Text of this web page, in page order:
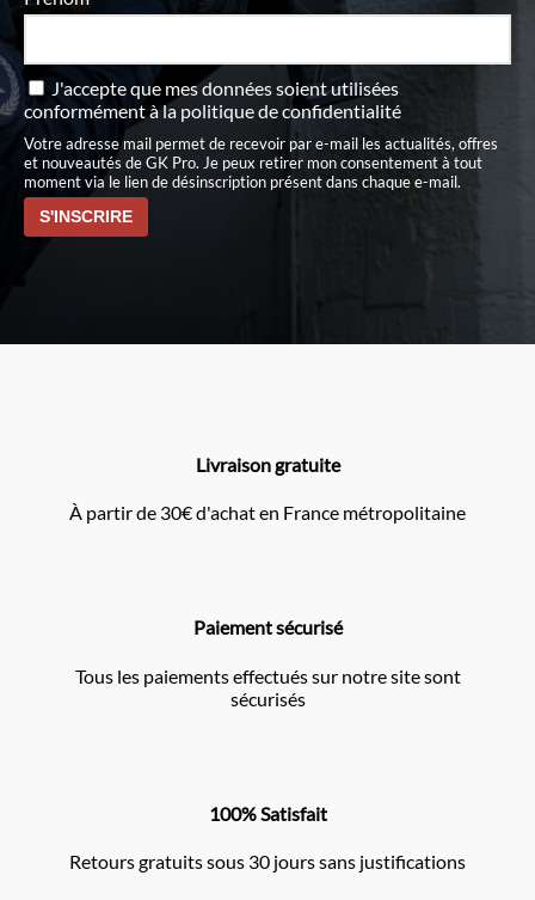
J'accepte que mes données soient utilisées
conformément àla politique de confidentialité
Votre adresse mail permet de recevoir par e-mail les actualités, offres
et nouveautés de GK Pro. Je peux retirer mon consentement à tout
moment via le lien de désinscription présent dans chaque e-mail.
Livraison gratuite
À partir de 30€ d'achat en France métropolitaine
Paiement sécurisé
Tous les paiements effectués sur notre site sont
sécurisés
100% Satisfait
Retours gratuits sous 30 jours sans justifications